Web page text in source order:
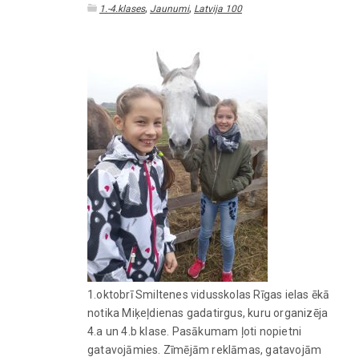
1.-4.klases, Jaunumi, Latvija 100
1.oktobrī Smiltenes vidusskolas Rīgas ielas ēkā
notika Miķeļdienas gadatirgus, kuru organizēja
4.a un 4.b klase. Pasākumam ļoti nopietni
gatavojāmies. Zīmējām reklāmas, gatavojām